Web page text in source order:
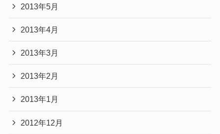
2013年5月
2013年4月
2013年3月
2013年2月
2013年1月
2012年12月